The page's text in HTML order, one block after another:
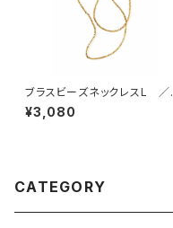
ブラスビーズネックレスL
fog linen work フォグリネン
ワーク
¥3,080
CATEGORY